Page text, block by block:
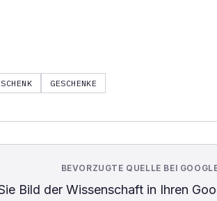
GESCHENKE
BEVORZUGTE QUELLE BEI
Bild der Wissenschaftin Ihren